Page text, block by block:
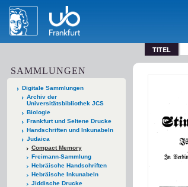
TITEL
SAMMLUNGEN
Digitale Sammlungen
Archiv der
Universitätsbibliothek JCS
Biologie
Frankfurt und Seltene Drucke
Handschriften und Inkunabeln
Judaica
Compact Memory
Freimann-Sammlung
Hebräische Handschriften
Hebräische Inkunabeln
Jiddische Drucke